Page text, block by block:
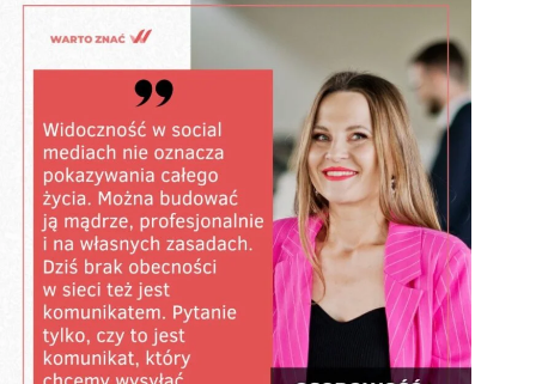
coś
dla